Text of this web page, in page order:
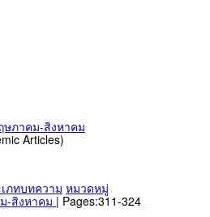
ษภาคม-สิงหาคม
Articles)
ภทบทความ หมวดหมู่
-สิงหาคม | Pages:311-324